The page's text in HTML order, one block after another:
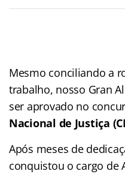
Mesmo conciliando a
trabalho, nosso Gran
ser aprovado no
Nacional de Justiça
Após meses de
conquistou o cargo de